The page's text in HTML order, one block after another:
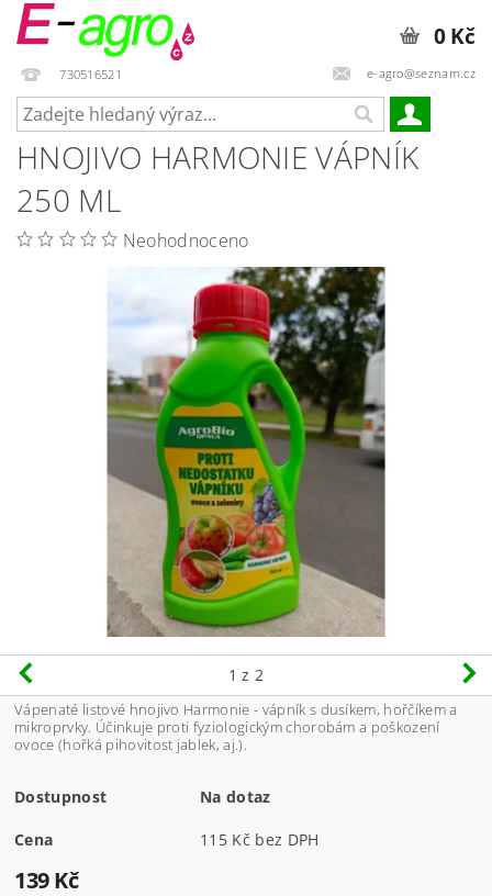
730516521 e-agro@seznam.cz
0 Kč
HNOJIVO HARMONIE VÁPNÍK
250 ML
Neohodnoceno
1 z 2
Vápenaté listové hnojivo Harmonie - vápník s dusíkem, hořčíkem a
mikroprvky. Účinkuje proti fyziologickým chorobám a poškození
ovoce (hořká pihovitost jablek, aj.).
Dostupnost Na dotaz
Cena 115 Kč bez DPH
139 Kč